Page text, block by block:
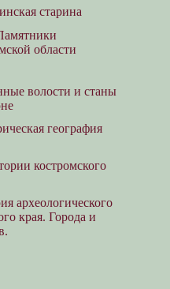
старина
области
волости и станы
география
костромского
археологического
края. Города и